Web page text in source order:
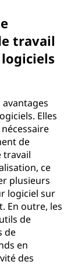
travail
Elles
de
travail
ce
plusieurs
logiciel sur
En outre, les
de
de
en
des